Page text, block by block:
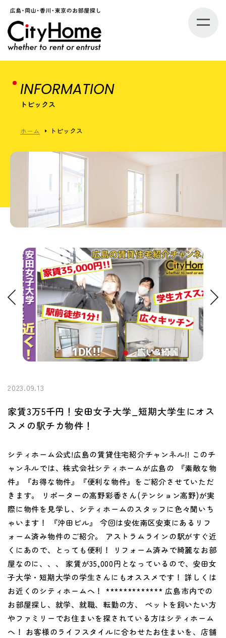
INFORMATION
トピックス
ホーム トピックス
2023.09.13
家賃3万5千円！安田女子大学_短期大学生にオス
スメの駅チカ物件！
シティホーム公式!広島の賃貸住宅紹介チャンネル!! このチ
ャンネルでは、株式会社シティホームが広島の 『素敵な物
件』『お得な物件』『便利な物件』をご紹介させていただ
きます。 リポーターの高野彩香さん(テンション高野)が実
際に物件を見学し、シティホームのスタッフに色々聞いち
ゃいます！ 『沖田ビル』 今回は安佐南区安東にあるリフ
ォーム済み物件のご紹介。 アストラムラインの駅がすぐ近
くにあので、とっても便利！ リフォーム済みで綺麗なお部
屋なのに、、、 家賃が35,000円となっているので、安田女
子大学・短期大学の学生さんにもオススメです！ 詳しくは
お近くのシティホームへ！ ************* 広島市内での
お部屋探し、就学、就職、転勤の方、 ペットを飼いたい方
やファミリーでお住まいを探されている方はシティホーム
へ！ お客様のライフスタイルに合わせたお住まいを、店舗